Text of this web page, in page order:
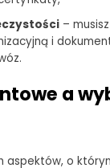
–
i
a
aspektów, o